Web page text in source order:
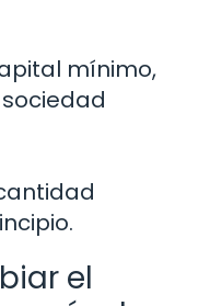
mínimo,
el